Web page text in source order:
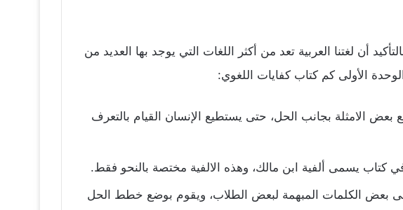
أن لغتنا العربية تعد من أكثر اللغات التي يوجد بها العديد من
الأولى كم كتاب كفايات اللغوي:
الامثلة بجانب الحل، حتى يستطيع الإنسان القيام بالتعرف
كتاب يسمى ألفية ابن مالك، وهذه الالفية مختصة بالنحو فقط.
بعض الكلمات المبهمة لبعض الطلاب، ويقوم بوضع خطط الحل